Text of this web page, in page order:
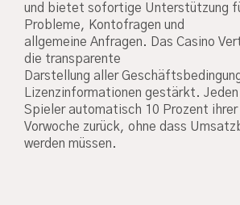
und bietet sofortige Unterstützung
Probleme, Kontofragen und
allgemeine Anfragen. Das Casino
die transparente
Darstellung aller
Lizenzinformationen gestärkt.
Spieler automatisch 10 Prozent
Vorwoche zurück, ohne dass
werden müssen.